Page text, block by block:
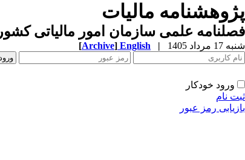
پژوهشنامه مالیات
فصلنامه علمی سازمان امور مالیاتی کشور
شنبه 17 مرداد 1405 |
English
[Archive]
ورود خودکار
ثبت نام
بازیابی رمز عبور